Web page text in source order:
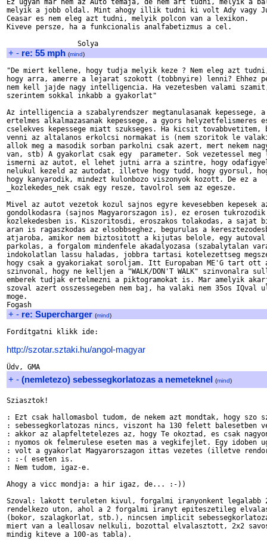
Ez ugyan mar nem az Auto temaja, de nem art tudni, melyik a
melyik a jobb oldal. Mint ahogy illik tudni ki volt Ady vagy
Ceasar es nem eleg azt tudni, melyik polcon van a lexikon.
Kiveve persze, ha a funkcionalis analfabetizmus a cel.
+ - re: 55 mph (mind)
"De miert kellene, hogy tudja melyik keze ? Nem eleg azt
hogy arra, amerre a lejarat szokott (tobbnyire) lenni? Ehhez
nem kell jajde nagy intelligencia. Ha vezetesben valami
szerintem sokkal inkabb a gyakorlat"
Az intelligencia a szabalyrendszer megtanulasanak kepessege, a
ertelmes alkalmazasanak kepessege, a gyors helyzetfelismeres
cselekves kepessege miatt szukseges. Ha kicsit tovabbvetitem,
venni az altalanos erkolcsi normakat is (nem szoritok le
allok meg a masodik sorban parkolni csak azert, mert nekem
van, stb) A gyakorlat csak egy  parameter. Sok vezetessel meg
ismerni az autot, el lehet jutni arra a szintre, hogy
nelukul kezeld az autodat, illetve hogy tudd, hogy gyorsul,
hogy kanyarodik, mindezt kulonbozo viszonyok kozott. De ez a
_kozlekedes_nek csak egy resze, tavolrol sem az egesze.
Mivel az autot vezetok kozul sajnos egyre kevesebben kepesek
gondolkodasra (sajnos Magyarorszagon is), ez erosen
kozlekedesben is. Kiszoritosdi, eroszakos tolakodas, a sajat
aran is ragaszkodas az elsobbseghez, begurulas a
atjaroba, amikor nem biztositott a kijutas belole, egy
parkolas, a forgalom mindenfele akadalyozasa (szabalytalan
indokolatlan lassu haladas, jobbra tartasi kotelezettseg
hogy csak a gyakoriakat soroljam. Itt Europaban ME'G tart ott
szinvonal, hogy ne kelljen a "WALK/DON'T WALK" szinvonalra
emberek tudjak ertelmezni a piktogramokat is. Mar amelyik
szoval azert osszessegeben nem baj, ha valaki nem 35os IQval
moge.
+ - re: Supercharger (mind)
Fordítgatni klikk ide:
http://szotar.sztaki.hu/angol-magyar
+ - (nemletezo) sebessegkorlatozas a nemeteknel (mind)
Sziasztok!
: Ezt csak hallomasbol tudom, de nekem azt mondtak, hogy szo
: sebessegkorlatozas nincs, viszont ha 130 felett balesetben
: akkor az alapfeltetelezes az, hogy Te okoztad, es csak
: nyomos ok felmerulese eseten mas a vegkifejlet. Egy idoben
: volt a gyakorlat Magyarorszagon ittas vezetes (illetve
: :-( eseten is.
: Nem tudom, igaz-e.
Ahogy a vicc mondja: a hir igaz, de... :-))
Szoval: lakott teruleten kivul, forgalmi iranyonkent legalabb
rendelkezo uton, ahol a 2 forgalmi iranyt epiteszetileg
(bokor, szalagkorlat, stb.), nincsen implicit
miert van a leallosav nelkuli, bozottal elvalasztott, 2x2
mindig kiteve a 100-as tabla).